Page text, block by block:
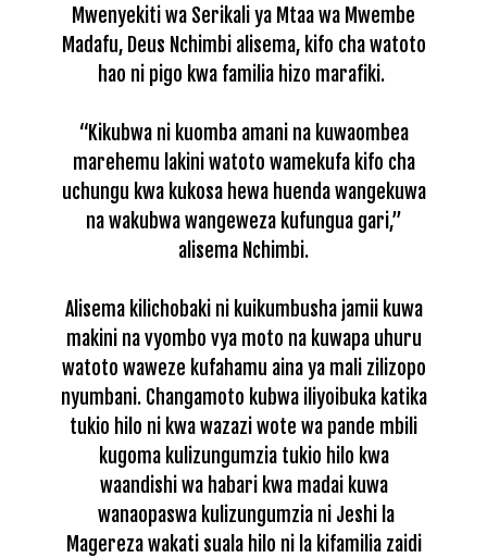
Mwenyekiti wa Serikali ya Mtaa wa Mwembe
Madafu, Deus Nchimbi alisema, kifo cha watoto
hao ni pigo kwa familia hizo marafiki.
“Kikubwa ni kuomba amani na kuwaombea
marehemu lakini watoto wamekufa kifo cha
uchungu kwa kukosa hewa huenda wangekuwa
na wakubwa wangeweza kufungua gari,”
alisema Nchimbi.
Alisema kilichobaki ni kuikumbusha jamii kuwa
makini na vyombo vya moto na kuwapa uhuru
watoto waweze kufahamu aina ya mali zilizopo
nyumbani. Changamoto kubwa iliyoibuka katika
tukio hilo ni kwa wazazi wote wa pande mbili
kugoma kulizungumzia tukio hilo kwa
waandishi wa habari kwa madai kuwa
wanaopaswa kulizungumzia ni Jeshi la
Magereza wakati suala hilo ni la kifamilia zaidi